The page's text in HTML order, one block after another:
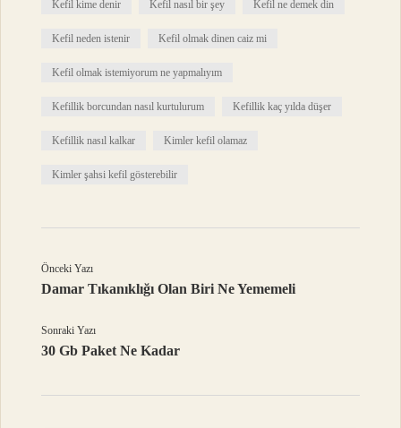
Kefil kime denir Kefil nasıl bir şey Kefil ne demek din
Kefil neden istenir Kefil olmak dinen caiz mi
Kefil olmak istemiyorum ne yapmalıyım
Kefillik borcundan nasıl kurtulurum Kefillik kaç yılda düşer
Kefillik nasıl kalkar Kimler kefil olamaz
Kimler şahsi kefil gösterebilir
Önceki Yazı
Damar Tıkanıklığı Olan Biri Ne Yememeli
Sonraki Yazı
30 Gb Paket Ne Kadar